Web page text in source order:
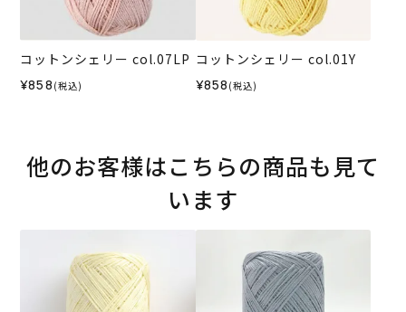
コットンシェリー col.07LP
¥858 (税込)
コットンシェリー col.01Y
¥858 (税込)
他のお客様はこちらの商品も見て
います